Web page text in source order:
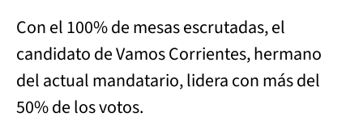
Con el 100% de mesas escrutadas, el
candidato de Vamos Corrientes, hermano
del actual mandatario, lidera con más del
50% de los votos.